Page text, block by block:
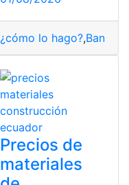
fechas Inscripciones
¿cómo lo hago?,Banco
Precios de
materiales